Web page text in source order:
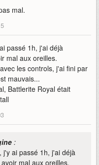
mal.
passé 1h, j'ai déjà
mal aux oreilles.
les controls, j'ai fini par
mauvais...
Battlerite Royal était
:
j'y ai passé 1h, j'ai déjà
mal aux oreilles.